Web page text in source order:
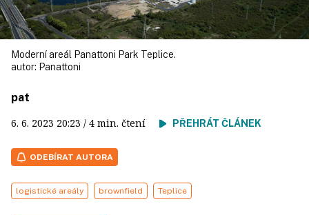
Moderní areál Panattoni Park Teplice.
autor: Panattoni
pat
6. 6. 2023 20:23 / 4 min. čtení PŘEHRÁT ČLÁNEK
ODEBÍRAT AUTORA
logistické areály brownfield Teplice